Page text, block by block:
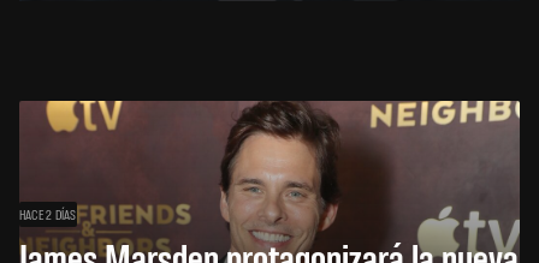
HACE 2 DÍAS